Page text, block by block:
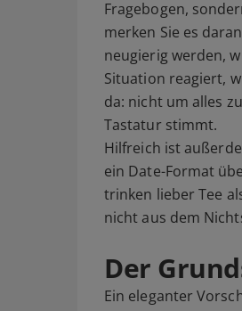
Fragebogen,
merken Sie es
neugierig werden,
Situation reagiert,
da: nicht um alles
Tastatur stimmt.
Hilfreich ist
ein Date-Format
trinken lieber Tee
nicht aus dem
Der
Ein eleganter